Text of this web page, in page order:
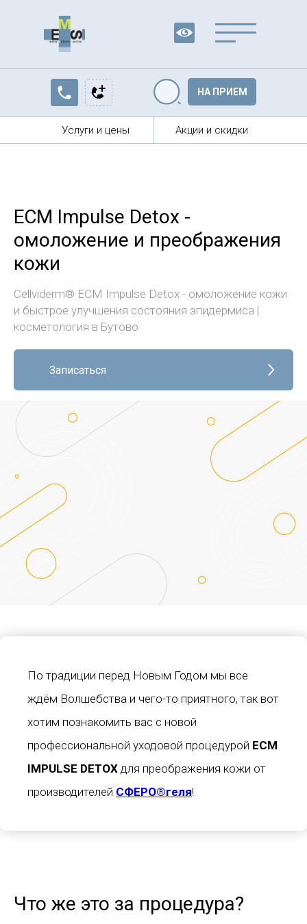
НА ПРИЕМ
Услуги и цены Акции и скидки
ECM Impulse Detox -
омоложение и преображения
кожи
Cellviderm® ECM Impulse Detox - омоложение кожи
и быстрое улучшения состояния эпидермиса |
косметология в Бутово
Записаться
По традиции перед Новым Годом мы все
ждём Волшебства и чего-то приятного, так вот
хотим познакомить вас с новой
профессиональной уходовой процедурой ECM
IMPULSE DETOX для преображения кожи от
производителей СФЕРО®️геля!
Что же это за процедура?